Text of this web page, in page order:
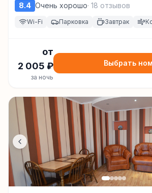
8.4 Очень хорошо· 18 отзывов
Wi-Fi Парковка Завтрак
от
2 005 ₽
за ночь
Выбрать